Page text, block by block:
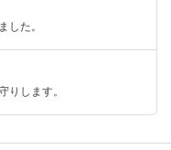
した。
りします。